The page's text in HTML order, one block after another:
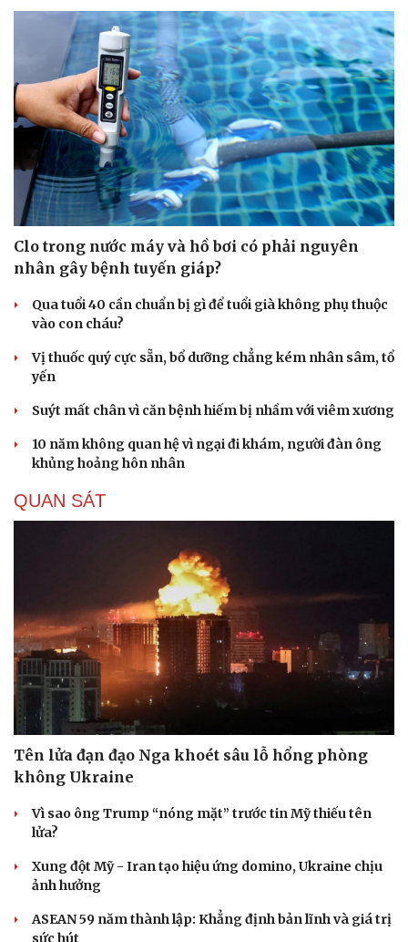
Du lịch
Tư vấn
Săn Tour
Câu chuyện thời sự
Kể chuyện cho bé
Clo trong nước máy và hồ bơi có phải nguyên
nhân gây bệnh tuyến giáp?
Qua tuổi 40 cần chuẩn bị gì để tuổi già không phụ thuộc
vào con cháu?
Vị thuốc quý cực sẵn, bổ dưỡng chẳng kém nhân sâm, tổ
yến
Suýt mất chân vì căn bệnh hiếm bị nhầm với viêm xương
10 năm không quan hệ vì ngại đi khám, người đàn ông
khủng hoảng hôn nhân
QUAN SÁT
Tên lửa đạn đạo Nga khoét sâu lỗ hổng phòng
không Ukraine
Vì sao ông Trump “nóng mặt” trước tin Mỹ thiếu tên
lửa?
Xung đột Mỹ - Iran tạo hiệu ứng domino, Ukraine chịu
ảnh hưởng
ASEAN 59 năm thành lập: Khẳng định bản lĩnh và giá trị
sức hút